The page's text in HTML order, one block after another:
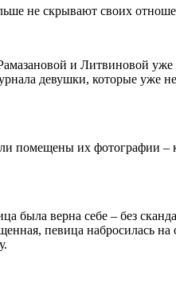
не скрывают своих
и Литвиновой уже
девушки, которые уже
помещены их фотографии –
была верна себе – без
певица набросилась на